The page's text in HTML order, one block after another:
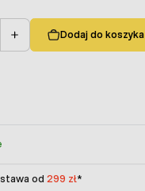
Dodaj do koszyka
od 299 zł*